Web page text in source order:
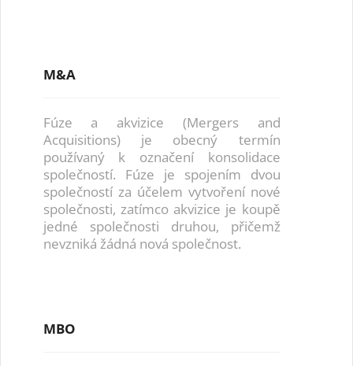
M&A
Fúze a akvizice (Mergers and
Acquisitions) je obecný termín
používaný k označení konsolidace
společností. Fúze je spojením dvou
společností za účelem vytvoření nové
společnosti, zatímco akvizice je koupě
jedné společnosti druhou, přičemž
nevzniká žádná nová společnost.
MBO